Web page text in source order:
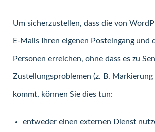
Um sicherzustellen, dass die von
E-Mails Ihren eigenen Posteingang und
Personen erreichen, ohne dass es zu
Zustellungsproblemen (z. B. Markierung
kommt, können Sie dies tun:
entweder einen externen Dienst